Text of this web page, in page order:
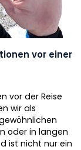
vor einer
vor der Reise
wir als
oder in langen
ist nicht nur ein